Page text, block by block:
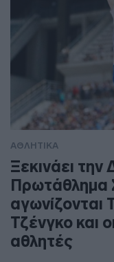
ΑΘΛΗΤΙΚΑ
Ξεκινάει
Πρωτάθλημα
αγωνίζονται
Τζένγκο και
αθλητές